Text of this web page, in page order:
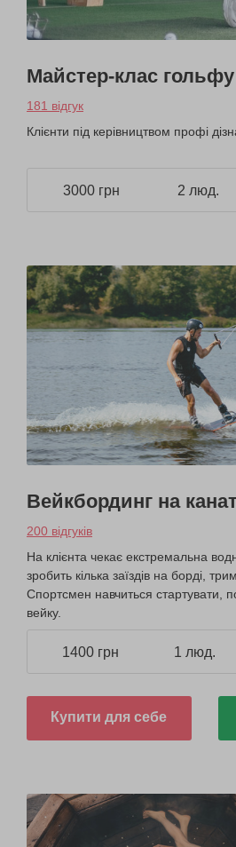
Майстер-клас
181 відгук
Клієнти під керівництвом профі
3000 грн 2 люд.
Вейкбординг на
200 відгуків
На клієнта чекає екстремальна
зробить кілька заїздів на борді,
Спортсмен навчиться стартувати,
вейку.
1400 грн 1 люд.
Купити для себе